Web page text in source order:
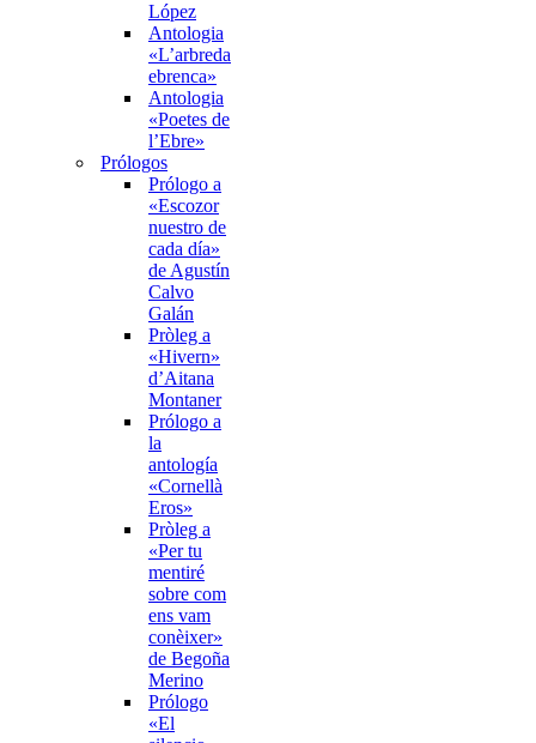
López
Antologia
«L’arbreda
ebrenca»
Antologia
«Poetes de
l’Ebre»
Prólogos
Prólogo a
«Escozor
nuestro de
cada día»
de Agustín
Calvo
Galán
Pròleg a
«Hivern»
d’Aitana
Montaner
Prólogo a
la
antología
«Cornellà
Eros»
Pròleg a
«Per tu
mentiré
sobre com
ens vam
conèixer»
de Begoña
Merino
Prólogo
«El